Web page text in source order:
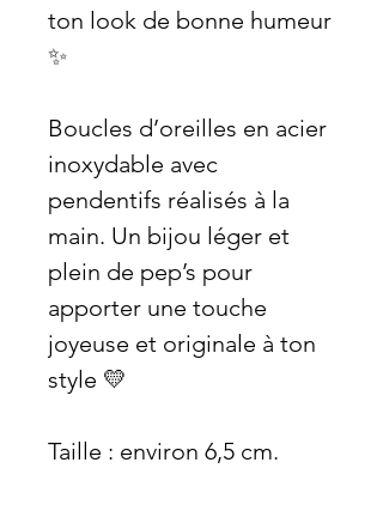
ton look de bonne humeur
✨
Boucles d’oreilles en acier
inoxydable avec
pendentifs réalisés à la
main. Un bijou léger et
plein de pep’s pour
apporter une touche
joyeuse et originale à ton
style 💛
Taille : environ 6,5 cm.